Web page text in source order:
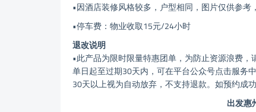
•因酒店装修风格较多，户型相同，图片仅供参考
•停车费：物业收取15元/24小时
退改说明
•此产品为限时限量特惠团单，为防止资源浪费
单日起至过期30天内，可在平台公众号点击服
30天以上视为自动放弃，不支持退款。如预约成
出发惠